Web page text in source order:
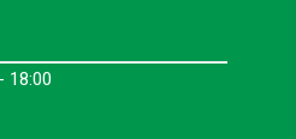
18:00